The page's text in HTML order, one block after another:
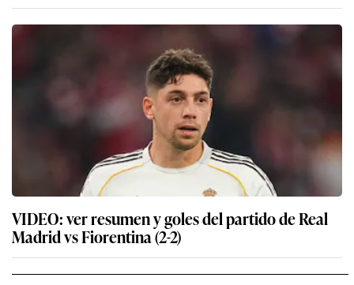
VIDEO: ver resumen y goles del partido de Real
Madrid vs Fiorentina (2-2)